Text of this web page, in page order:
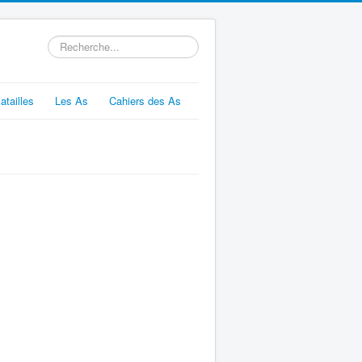
Rechercher
Les As Cahiers des As